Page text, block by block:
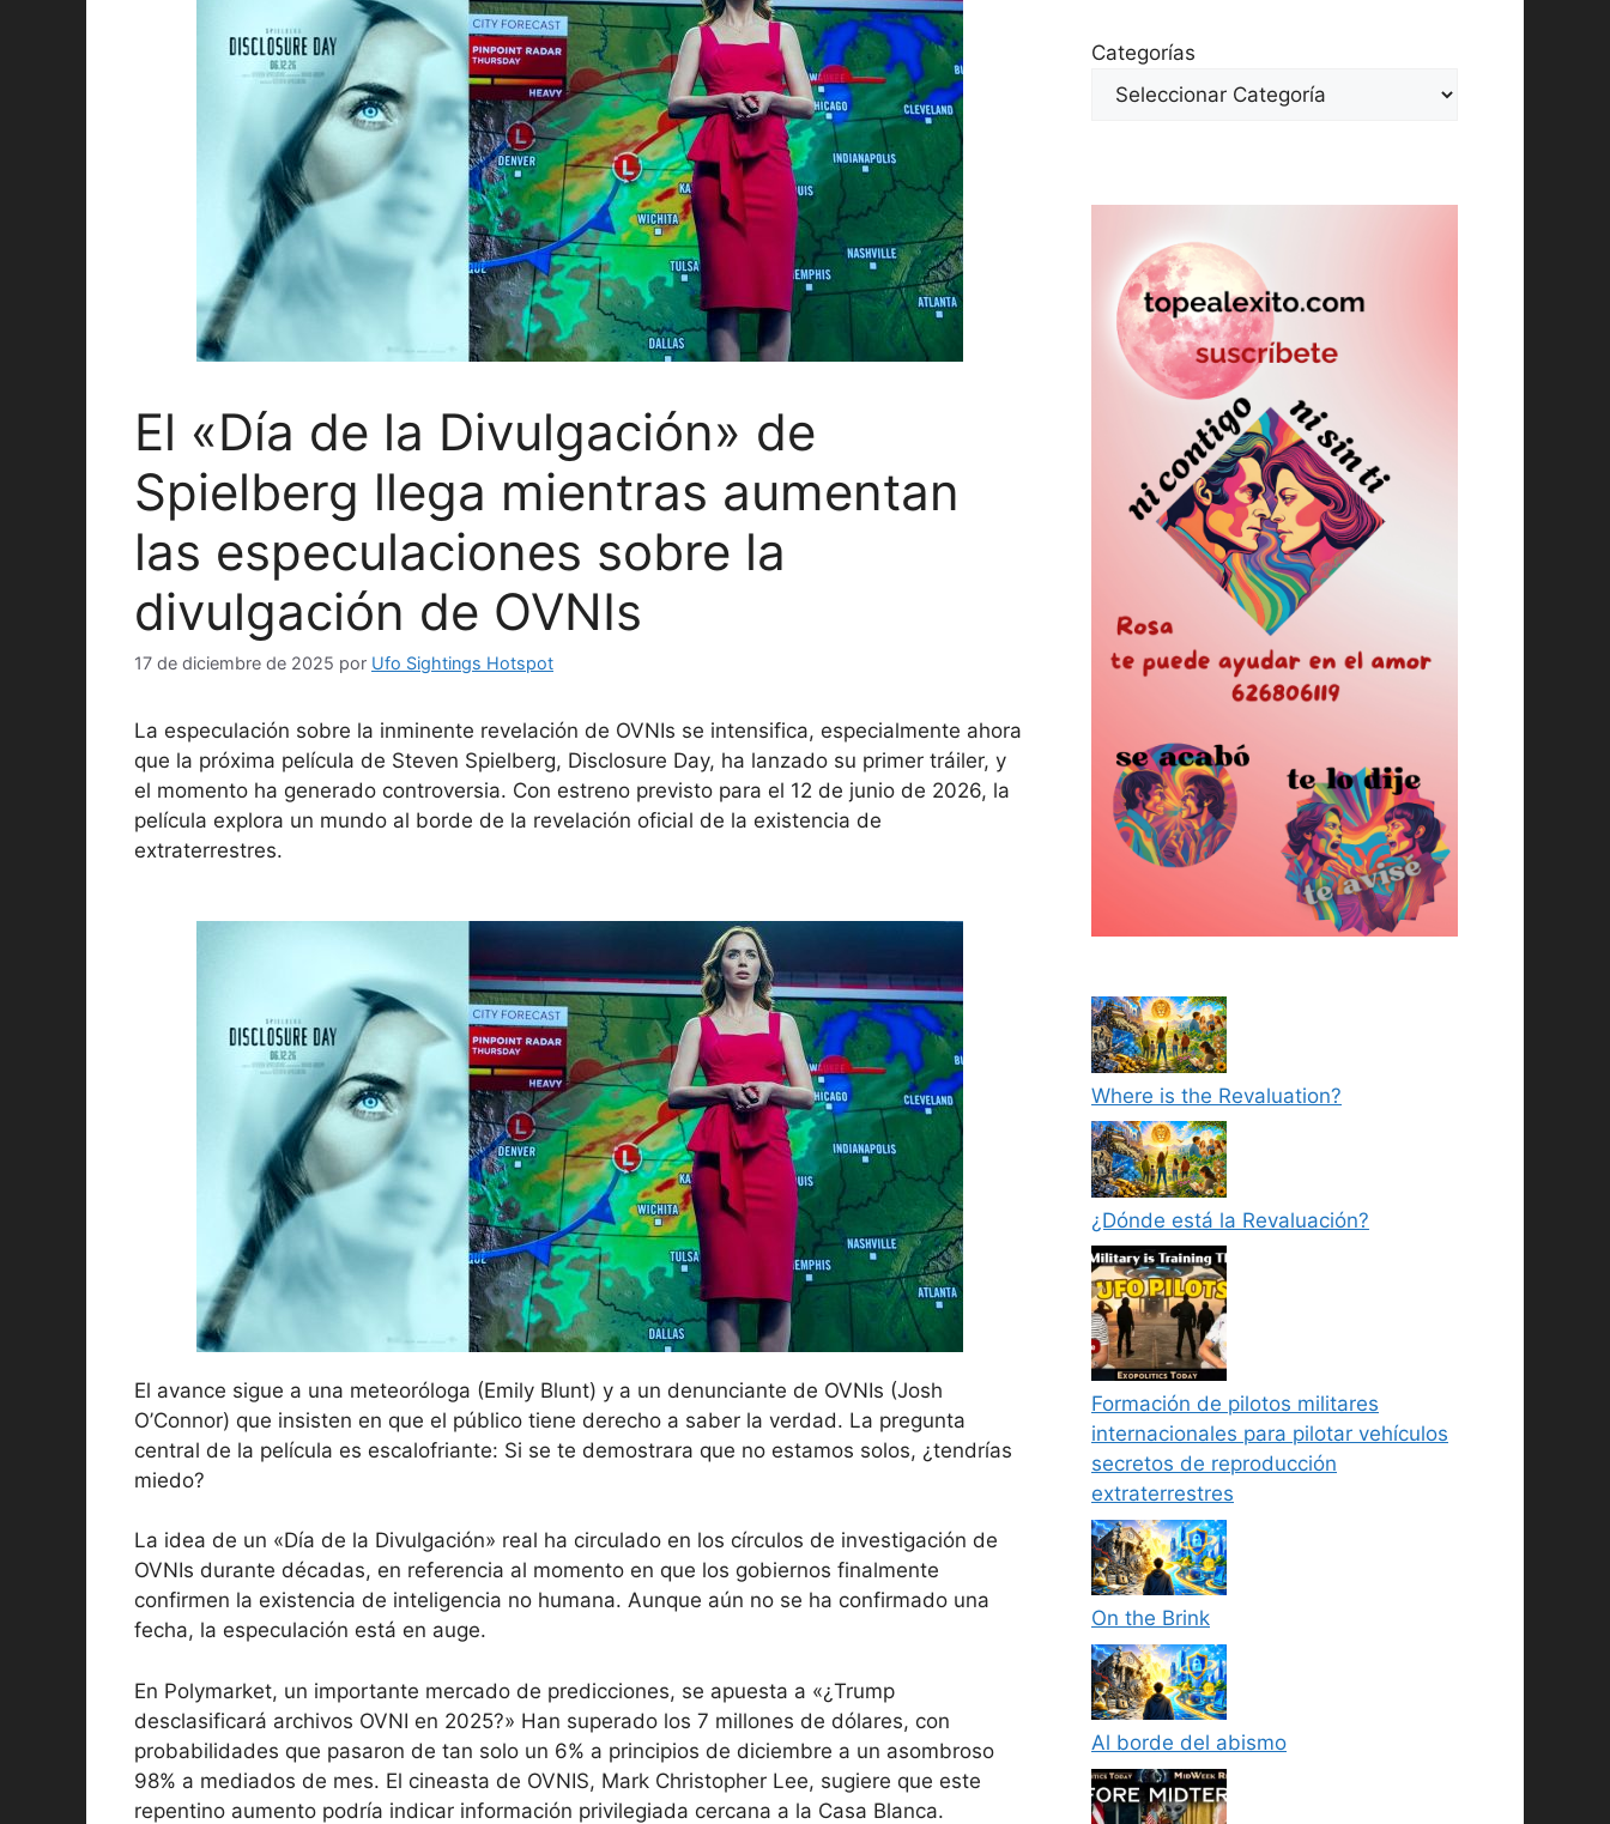
El «Día de la Divulgación» de
Spielberg llega mientras aumentan
las especulaciones sobre la
divulgación de OVNIs
17 de diciembre de 2025 por Ufo Sightings Hotspot
La especulación sobre la inminente revelación de OVNIs se intensifica, especialmente ahora
que la próxima película de Steven Spielberg, Disclosure Day, ha lanzado su primer tráiler, y
el momento ha generado controversia. Con estreno previsto para el 12 de junio de 2026, la
película explora un mundo al borde de la revelación oficial de la existencia de
extraterrestres.
El avance sigue a una meteoróloga (Emily Blunt) y a un denunciante de OVNIs (Josh
O’Connor) que insisten en que el público tiene derecho a saber la verdad. La pregunta
central de la película es escalofriante: Si se te demostrara que no estamos solos, ¿tendrías
miedo?
La idea de un «Día de la Divulgación» real ha circulado en los círculos de investigación de
OVNIs durante décadas, en referencia al momento en que los gobiernos finalmente
confirmen la existencia de inteligencia no humana. Aunque aún no se ha confirmado una
fecha, la especulación está en auge.
En Polymarket, un importante mercado de predicciones, se apuesta a «¿Trump
desclasificará archivos OVNI en 2025?» Han superado los 7 millones de dólares, con
probabilidades que pasaron de tan solo un 6% a principios de diciembre a un asombroso
98% a mediados de mes. El cineasta de OVNIS, Mark Christopher Lee, sugiere que este
repentino aumento podría indicar información privilegiada cercana a la Casa Blanca.
Categorías
Where is the Revaluation?
¿Dónde está la Revaluación?
Formación de pilotos militares
internacionales para pilotar vehículos
secretos de reproducción
extraterrestres
On the Brink
Al borde del abismo